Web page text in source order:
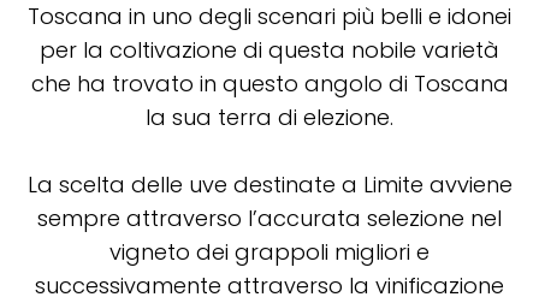
Toscana in uno degli scenari più belli e idonei
per la coltivazione di questa nobile varietà
che ha trovato in questo angolo di Toscana
la sua terra di elezione.
La scelta delle uve destinate a Limite avviene
sempre attraverso l’accurata selezione nel
vigneto dei grappoli migliori e
successivamente attraverso la vinificazione